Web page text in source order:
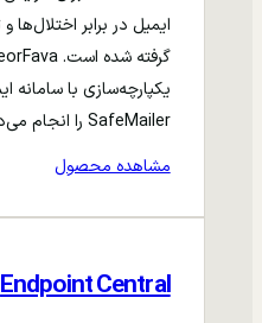
ایمیل در برابر
یکپارچه‌سازی با سامانه
SafeMailer را انجام می‌دهد.
مشاهده محصول
Endpoint Central